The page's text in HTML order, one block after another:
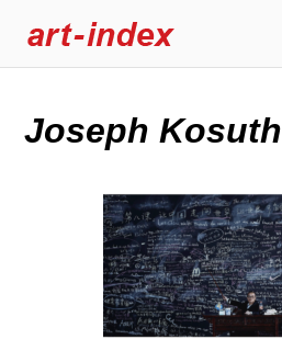
Joseph Kosuth